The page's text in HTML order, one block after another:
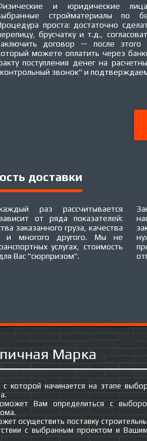
и юридические
стройматериалы по
проста: достаточно
брусчатку и т.д.,
договор — после этого
можете оплатить через
поступления денег на
звонок" и
доставки
раз рассчитывается
от ряда показателей:
заказанного груза, качества
и многого другого. Мы не
услугах, стоимость
Вас "сюрпризом".
Марка
с которой начинается на этапе
Вам определиться с
осуществить поставку
с выбранным проектом и